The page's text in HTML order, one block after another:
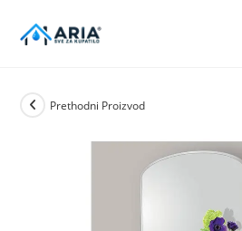
› Ogledala za kupatilo Ovalna i
Prethodni Proizvod